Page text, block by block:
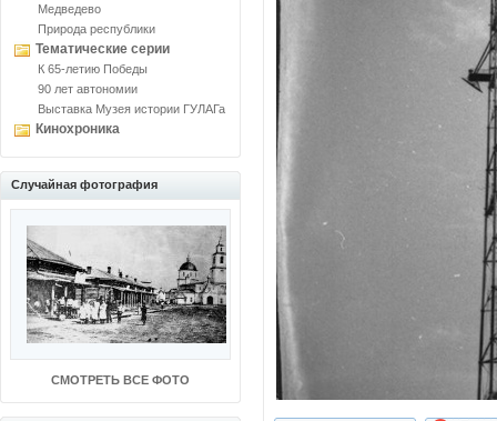
Медведево
Природа республики
Тематические серии
К 65-летию Победы
90 лет автономии
Выставка Музея истории ГУЛАГа
Кинохроника
Случайная фотография
СМОТРЕТЬ ВСЕ ФОТО